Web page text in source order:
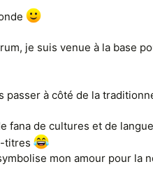
je suis venue à la base
passer à côté de la
fana de cultures et de
titres
mon amour pour la